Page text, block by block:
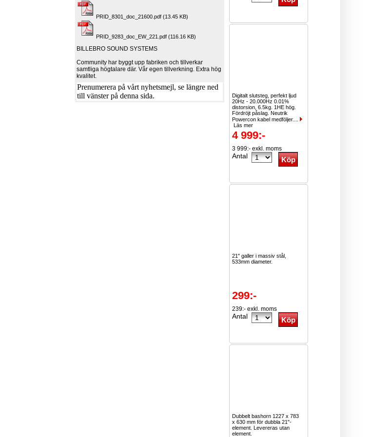
PRID_8301_doc_21600.pdf (13.45 KB)
PRID_9283_doc_EW_221.pdf (116.16 KB)
BILLEBRO SOUND SYSTEMS
Community har byggt upp fabriken och tillverkar
samtliga högtalare där. Vår egen tillverkning. Extra hög
kvalitet.
Prenumerera på vårt nyhetsmejl, se längre ned
till vänster på denna sida.
Digitalt slutsteg, perfekt ljud
20Hz - 20.000Hz 0.01%
distorsion, 6.5kg. 1HE hög.
Fördröjt påslag. Neutrik
Powercon kabel medföljer....
Läs mer
4 999:-
3 999:- exkl. moms
Antal
21" galler i massiv stål,
533mm diameter.
299:-
239:- exkl. moms
Antal
Dubbelt bashorn 1227 x 783
x 630 mm för dubbla 21"-
element. Levereras utan
element.